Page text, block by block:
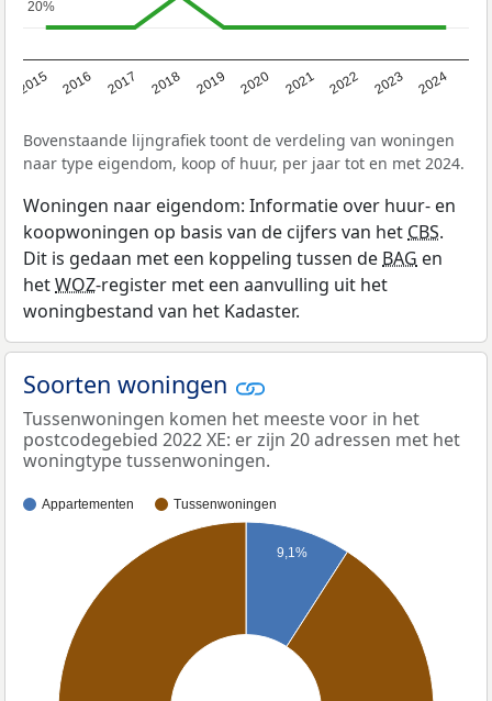
2015 2016 2017 2018 2019 2020 2021 2022 2023 2024
20%
20%
Bovenstaande lijngrafiek toont de verdeling van woningen
naar type eigendom, koop of huur, per jaar tot en met 2024.
Woningen naar eigendom: Informatie over huur- en
koopwoningen op basis van de cijfers van hetCBS.
Dit is gedaan met een koppeling tussen deBAG en
hetWOZ-register met een aanvulling uit het
woningbestand van het Kadaster.
Soorten woningen
Tussenwoningen komen het meeste voor in het
postcodegebied 2022 XE: er zijn 20 adressen met het
woningtype tussenwoningen.
Appartementen Tussenwoningen
9,1%